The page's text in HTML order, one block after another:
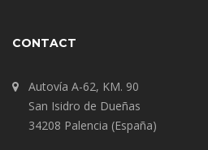
CONTACT
Autovía A-62, KM. 90
San Isidro de Dueñas
34208 Palencia (España)